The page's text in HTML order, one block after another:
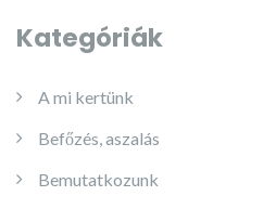
Kategóriák
A mi kertünk
Befőzés, aszalás
Bemutatkozunk